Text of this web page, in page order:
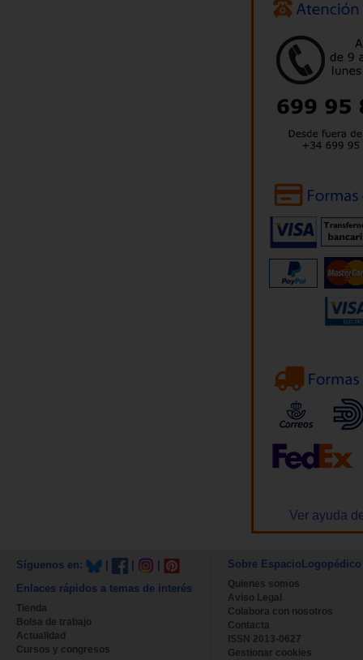
Ver ayuda
Síguenos en:
Enlaces rápidos a temas de interés
Tienda
Bolsa de trabajo
Actualidad
Cursos y congresos
Sobre EspacioLogopédico
Quienes somos
Aviso Legal
Colabora con nosotros
Contacta
ISSN 2013-0627
Gestionar cookies